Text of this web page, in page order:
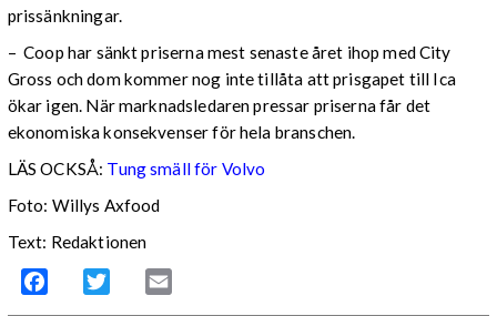
prissänkningar.
– Coop har sänkt priserna mest senaste året ihop med City
Gross och dom kommer nog inte tillåta att prisgapet till Ica
ökar igen. När marknadsledaren pressar priserna får det
ekonomiska konsekvenser för hela branschen.
LÄS OCKSÅ: Tung smäll för Volvo
Foto: Willys Axfood
Text: Redaktionen
Facebook Twitter